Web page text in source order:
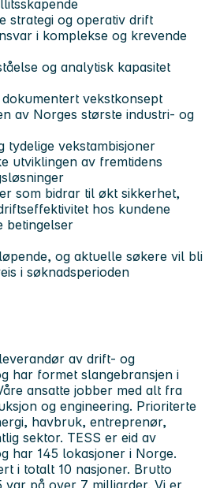
strategi og operativ drift
i komplekse og krevende
og analytisk kapasitet
vekstkonsept
av Norges største industri- og
tydelige vekstambisjoner
utviklingen av fremtidens
som bidrar til økt sikkerhet,
hos kundene
betingelser
og aktuelle søkere vil bli
i søknadsperioden
av drift- og
har formet slangebransjen i
ansatte jobber med alt fra
og engineering. Prioriterte
havbruk, entreprenør,
sektor. TESS er eid av
har 145 lokasjoner i Norge.
i totalt 10 nasjoner. Brutto